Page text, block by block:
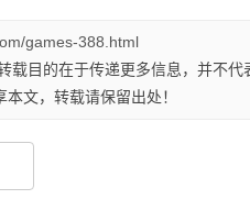
games-388.html
载目的在于传递更多信息，并不
文，转载请保留出处！